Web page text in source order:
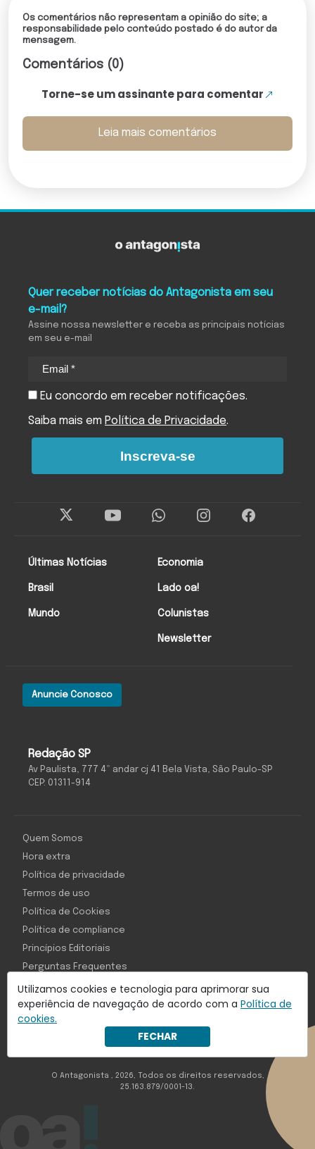
Os comentários não representam a opinião do site; a
responsabilidade pelo conteúdo postado é do autor da
mensagem.
Comentários (0)
Torne-se um assinante para comentar
Leia mais comentários
Utilizamos cookies e tecnologia para aprimorar sua
experiência de navegação de acordo com a Política de
cookies.
FECHAR
Redação SP
Av Paulista, 777 4º andar cj 41 Bela Vista, São Paulo-SP
CEP: 01311-914
Anuncie Conosco
Últimas Notícias
Brasil
Mundo
Economia
Lado oa!
Colunistas
Newsletter
Quer receber notícias do Antagonista em seu
e-mail?
Assine nossa newsletter e receba as principais notícias
em seu e-mail
Eu concordo em receber notificações.
Saiba mais em Política de Privacidade.
Inscreva-se
Com inteligência e tecnologia:
Object1ve - Marketing Solution
Quem Somos
Hora extra
Política de privacidade
Termos de uso
Política de Cookies
Política de compliance
Princípios Editoriais
Perguntas Frequentes
O Antagonista , 2026, Todos os direitos reservados,
25.163.879/0001-13.